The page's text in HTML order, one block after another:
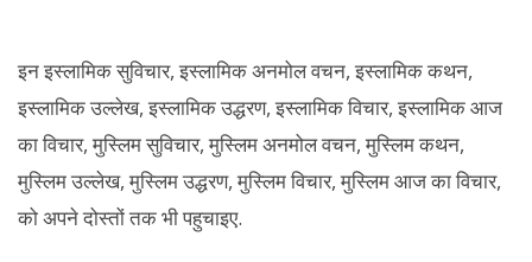
इन इस्लामिक सुविचार, इस्लामिक अनमोल वचन, इस्लामिक कथन,
इस्लामिक उल्लेख, इस्लामिक उद्धरण, इस्लामिक विचार, इस्लामिक आज
का विचार, मुस्लिम सुविचार, मुस्लिम अनमोल वचन, मुस्लिम कथन,
मुस्लिम उल्लेख, मुस्लिम उद्धरण, मुस्लिम विचार, मुस्लिम आज का विचार,
को अपने दोस्तों तक भी पहुचाइए.